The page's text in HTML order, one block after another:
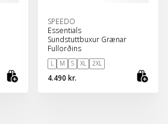
SPEEDO
Essentials
Sundstuttbuxur Grænar
Fullorðins
L M S XL 2XL
4.490 kr.